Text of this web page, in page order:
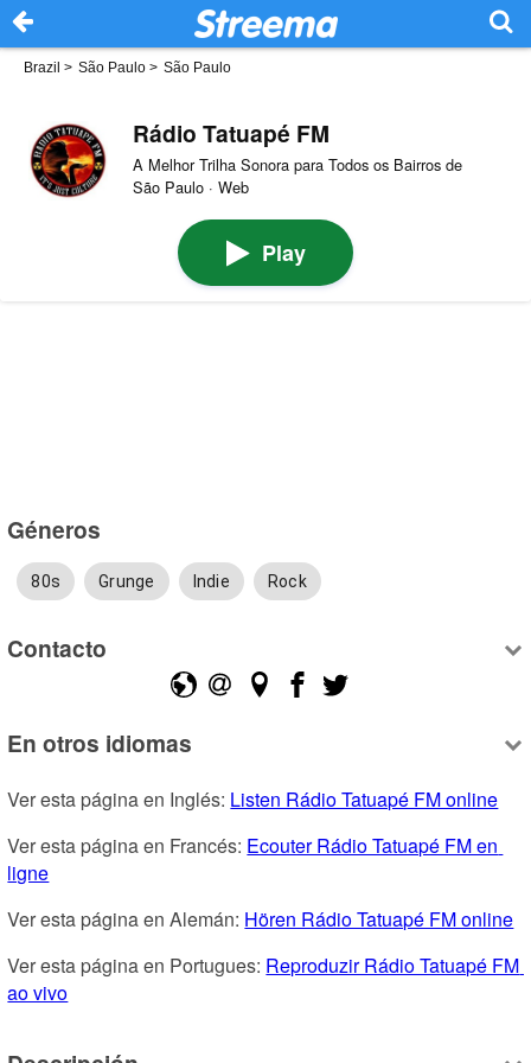
Brazil > São Paulo > São Paulo
Rádio Tatuapé FM
A Melhor Trilha Sonora para Todos os Bairros de
São Paulo · Web
Play
Géneros
80s Grunge Indie Rock
Contacto
En otros idiomas
Ver esta página en Inglés: Listen Rádio Tatuapé FM online
Ver esta página en Francés: Ecouter Rádio Tatuapé FM en
ligne
Ver esta página en Alemán: Hören Rádio Tatuapé FM online
Ver esta página en Portugues: Reproduzir Rádio Tatuapé FM
ao vivo